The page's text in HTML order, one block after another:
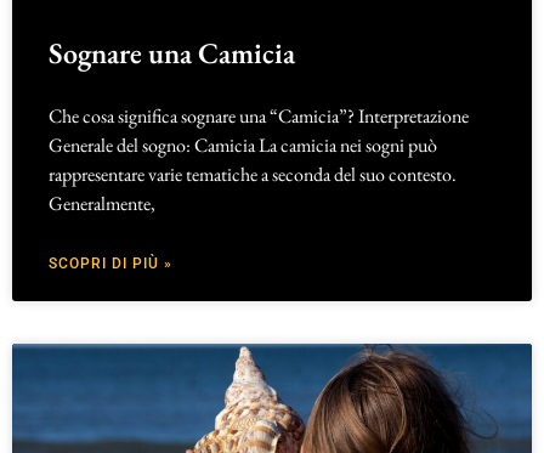
Sognare una Camicia
Che cosa significa sognare una “Camicia”? Interpretazione
Generale del sogno: Camicia La camicia nei sogni può
rappresentare varie tematiche a seconda del suo contesto.
Generalmente,
SCOPRI DI PIÙ »